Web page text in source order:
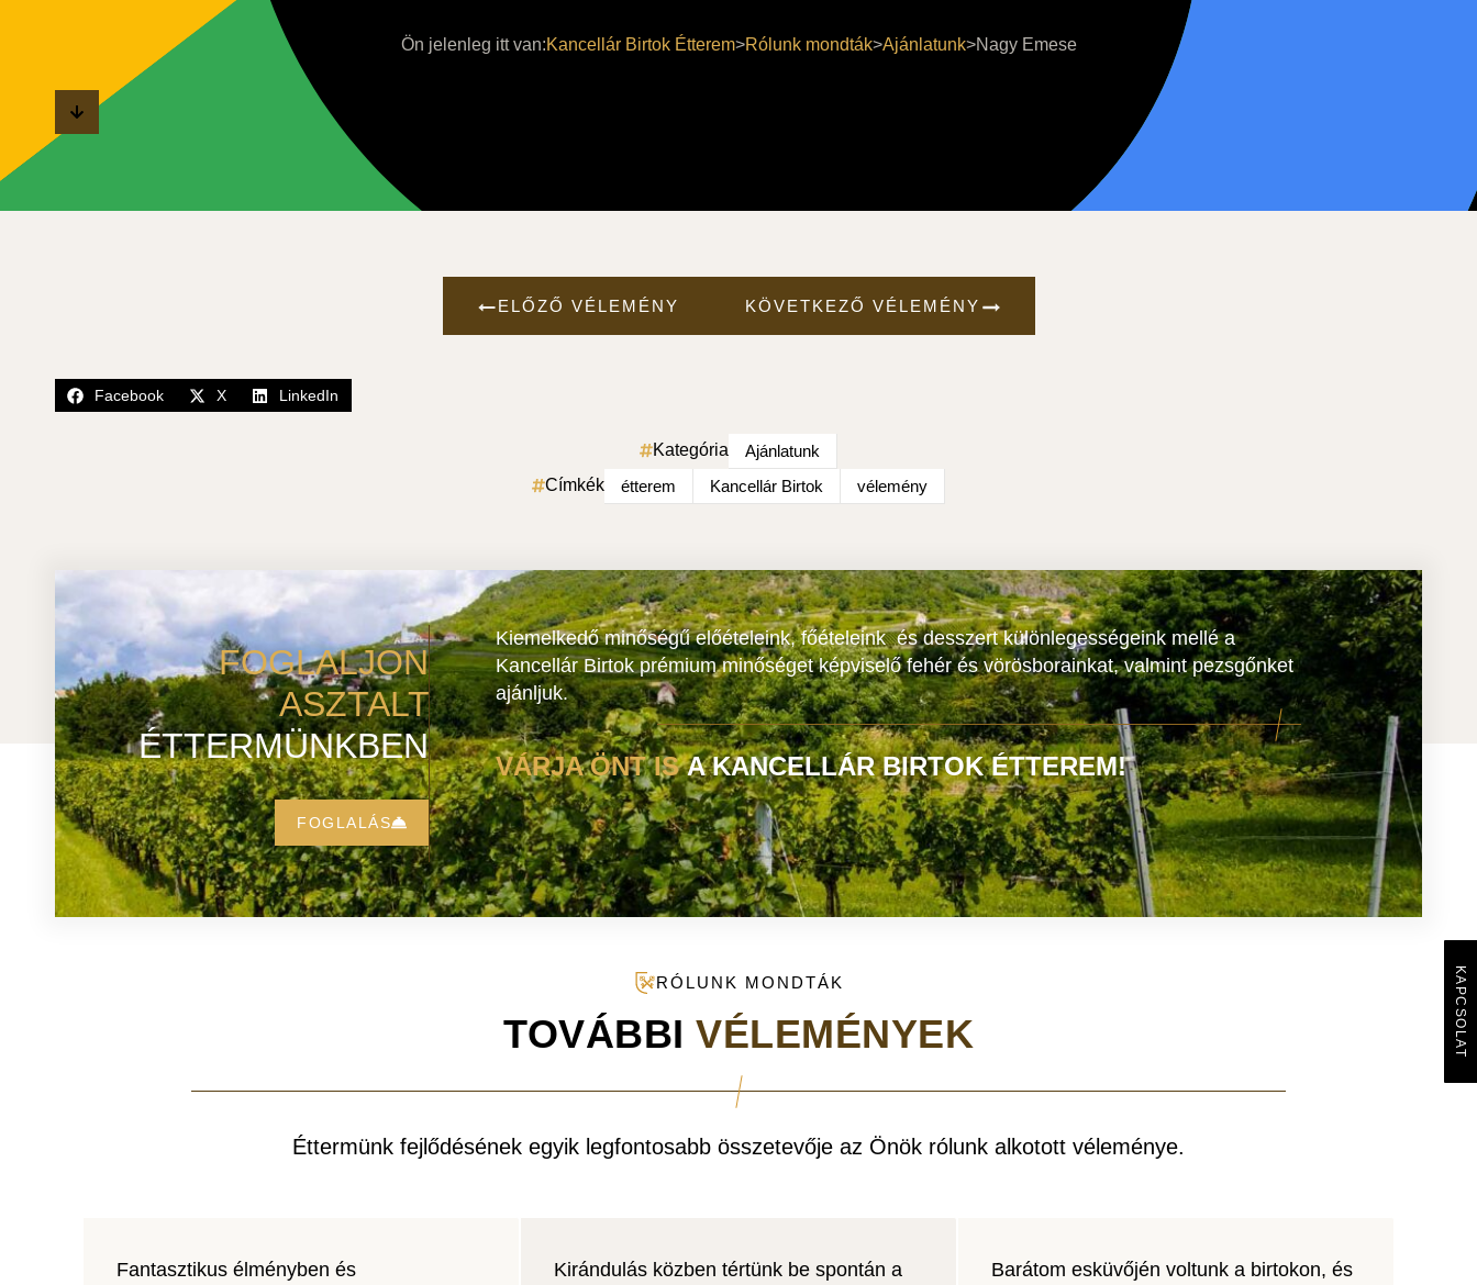
KAPCSOLAT
Ön jelenleg itt van:Kancellár Birtok Étterem>Rólunk mondták>Ajánlatunk>Nagy Emese
ELŐZŐ VÉLEMÉNY KÖVETKEZŐ VÉLEMÉNY
Facebook X LinkedIn
Kategória
Ajánlatunk
Címkék
étterem Kancellár Birtok vélemény
FOGLALJON
ASZTALT
ÉTTERMÜNKBEN
FOGLALÁS
Kiemelkedő minőségű előételeink, főételeink és desszert különlegességeink mellé a
Kancellár Birtok prémium minőséget képviselő fehér és vörösborainkat, valmint pezsgőnket
ajánljuk.
VÁRJA ÖNT ISA KANCELLÁR BIRTOK ÉTTEREM!
RÓLUNK MONDTÁK
TOVÁBBI VÉLEMÉNYEK
Éttermünk fejlődésének egyik legfontosabb összetevője az Önök rólunk alkotott véleménye.
Fantasztikus élményben és
Kirándulás közben tértünk be spontán a
Barátom esküvőjén voltunk a birtokon, és